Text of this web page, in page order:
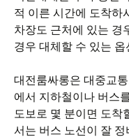
적 이른 시간에 도착하
차장도 근처에 있는 경
경우 대체할 수 있는
대전룸싸롱은 대중교
에서 지하철이나 버스
도보로 몇 분이면 도착
서는 버스 노선이 잘 정